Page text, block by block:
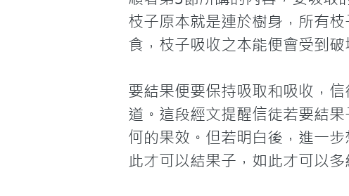
枝子原本就是連於樹身，所有
食，枝子吸收之本能便會受到
要結果便要保持吸取和吸收，
道。這段經文提醒信徒若要結
何的果效。但若明白後，進一
此才可以結果子，如此才可以多